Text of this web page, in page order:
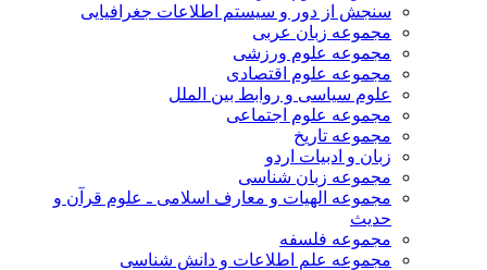
سنجش از دور و سیستم اطلاعات جغرافیایی
مجموعه زبان عربی
مجموعه علوم ورزشی
مجموعه علوم اقتصادی
علوم سیاسی و روابط بین الملل
مجموعه علوم اجتماعی
مجموعه تاریخ
زبان و ادبیات اردو
مجموعه زبان شناسی
مجموعه الهیات و معارف اسلامی ـ علوم قرآن و
حدیث
مجموعه فلسفه
مجموعه علم اطلاعات و دانش شناسی